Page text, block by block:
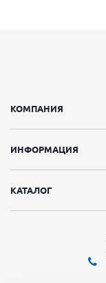
КОМПАНИЯ
ИНФОРМАЦИЯ
КАТАЛОГ